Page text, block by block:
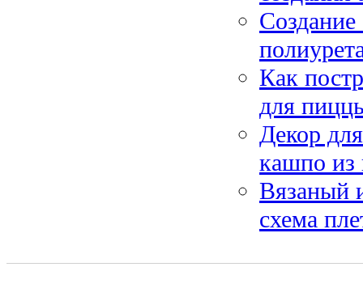
Как
для
Декор
кашпо из
Вязаный
схема